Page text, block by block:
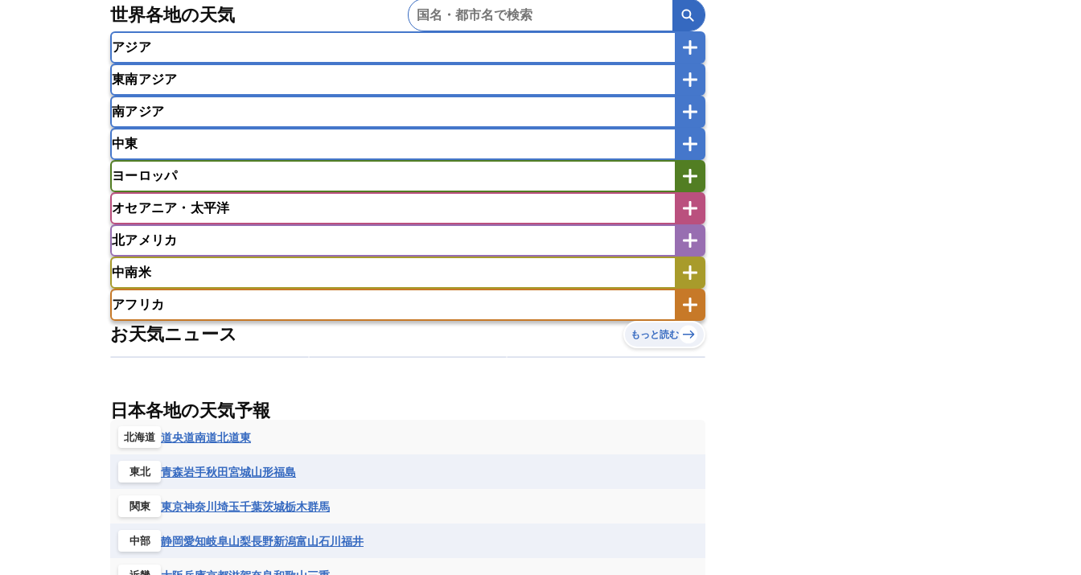
世界各地の天気
アジア
韓国
東南アジア
インドネシア
南アジア
モルディブ
中東
アフガニスタン
ウズベキスタン
バーレーン
ヨルダン レバノン
ヨーロッパ
アイスランド
イギリス
スイス
スウェーデン スペイン スロバキア スロベニア共和国
セルビア
チェコ
フィンランド
オセアニア・太平洋
アメリカ領サモア
パラオ
フィジー マーシャル諸島 ミクロネシア連邦 ワリス・フテュナ
北アメリカ
中南米
アメリカ領バージン諸島
エクアドル
グアドループ
グレナダ
ケイマン諸島 コスタリカ コロンビア ジャマイカ
スリナム
チリ
トリニダード・トバゴ
ブラジル
ボリビア
マルティニーク
アフリカ
アルジェリア
エチオピア
コンゴ民主共和国
シエラレオネ共和国
チュニジア
トーゴ
ブルキナファソ
ブルンジ共和国
モーリタニア
リビア リベリア共和国
中央アフリカ共和国
南アフリカ共和国
お天気ニュース もっと読む
日本各地の天気予報
北海道 道央道南道北道東
東北 青森岩手秋田宮城山形福島
関東 東京神奈川 埼玉千葉茨城栃木群馬
中部 静岡愛知岐阜山梨長野新潟富山石川 福井